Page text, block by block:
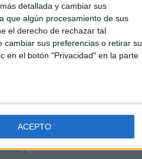
detallada y cambiar sus
que algún procesamiento de sus
el derecho de rechazar tal
cambiar sus preferencias o retirar su
en el botón "Privacidad" en la parte
ACEPTO
y